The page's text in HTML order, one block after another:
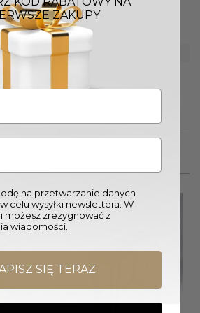
samej kolekcji lub jako
Sz. x W.) 70 x 70 x 45 cm
RÓWNIEŻ
ZAKUPY
na przetwarzanie danych
celu wysyłki newslettera. W
możesz zrezygnować z
wiadomości.
SIĘ TERAZ